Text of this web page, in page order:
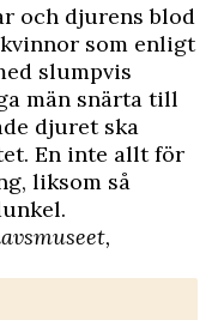
och djurens blod
som enligt
slumpvis
män snärta till
djuret ska
En inte allt för
liksom så